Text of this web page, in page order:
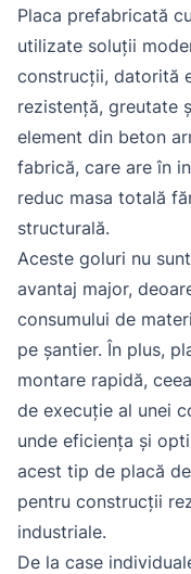
Placa prefabricată
utilizate soluții
construcții, datorită
rezistență, greutate
element din beton
fabrică, care are în
reduc masa totală
structurală.
Aceste goluri nu
avantaj major,
consumului de
pe șantier. În plus,
montare rapidă,
de execuție al unei
unde eficiența și
acest tip de placă
pentru construcții
industriale.
De la case